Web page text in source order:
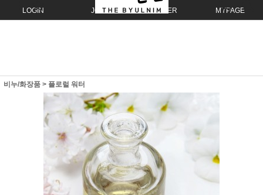
LOGIN JOIN ORDER MYPAGE
비누/화장품 > 플로럴 워터